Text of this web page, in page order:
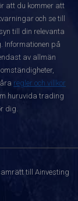
att du kommer att
och se till
till din relevanta
Informationen på
av allmän
regler och villkor
huruvida trading
dig.
till Ainvesting